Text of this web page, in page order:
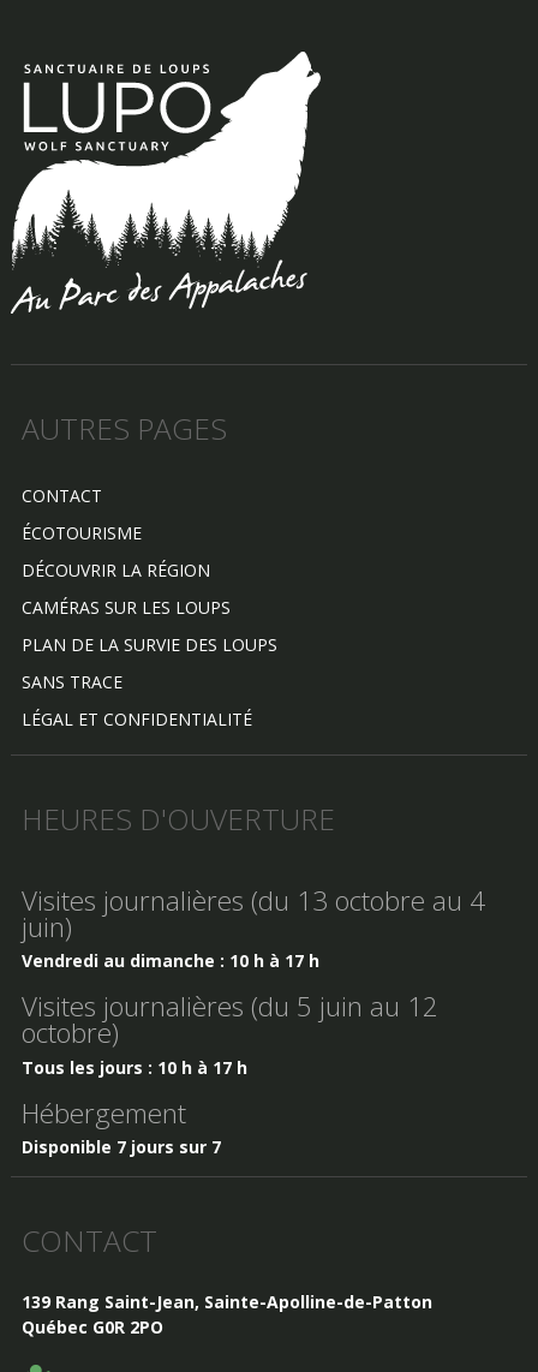
AUTRES PAGES
CONTACT
ÉCOTOURISME
DÉCOUVRIR LA RÉGION
CAMÉRAS SUR LES LOUPS
PLAN DE LA SURVIE DES LOUPS
SANS TRACE
LÉGAL ET CONFIDENTIALITÉ
HEURES D'OUVERTURE
Visites journalières (du 13 octobre au 4
juin)
Vendredi au dimanche : 10 h à 17 h
Visites journalières (du 5 juin au 12
octobre)
Tous les jours : 10 h à 17 h
Hébergement
Disponible 7 jours sur 7
CONTACT
139 Rang Saint-Jean, Sainte-Apolline-de-Patton
Québec G0R 2PO